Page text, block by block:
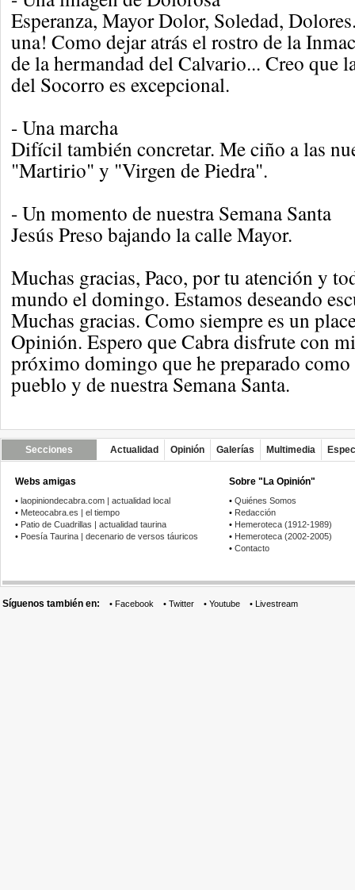
Esperanza, Mayor Dolor, Soledad,
una! Como dejar atrás el rostro de la
de la hermandad del Calvario... Creo que
del Socorro es excepcional.
- Una marcha
Difícil también concretar. Me ciño a las
"Martirio" y "Virgen de Piedra".
- Un momento de nuestra Semana Santa
Jesús Preso bajando la calle Mayor.
Muchas gracias, Paco, por tu atención y
mundo el domingo. Estamos deseando
Muchas gracias. Como siempre es un
Opinión. Espero que Cabra disfrute con
próximo domingo que he preparado
pueblo y de nuestra Semana Santa.
Secciones Actualidad Opinión Galerías Multimedia
Webs amigas
• laopiniondecabra.com | actualidad local
• Meteocabra.es | el tiempo
• Patio de Cuadrillas | actualidad taurina
• Poesía Taurina | decenario de versos táuricos
Sobre "La Opinión"
• Quiénes Somos
• Redacción
• Hemeroteca (1912-1989)
• Hemeroteca (2002-2005)
• Contacto
Síguenos también en: • Facebook • Twitter • Youtube • Livestream